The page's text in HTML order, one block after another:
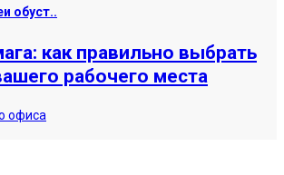
обуст..
как правильно выбрать
рабочего места
офиса